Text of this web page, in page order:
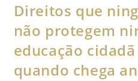
Direitos que
não protegem
educação
quando chega